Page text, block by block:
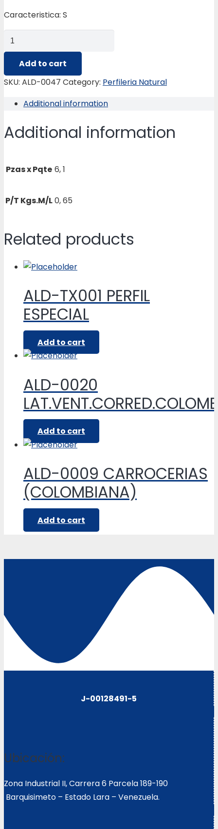
Caracteristica: S
ALD-
0047
CENTRAL
VENT.CELOSIA
quantity
Add to cart
SKU: ALD-0047 Category: Perfileria Natural
Additional information
Additional information
Pzas x Pqte 6, 1
P/T Kgs.M/L0, 65
Related products
ALD-TX001 PERFIL
ESPECIAL
Add to cart
ALD-0020
Add to cart
ALD-0009 CARROCERIAS
(COLOMBIANA)
Add to cart
J-00128491-5
Ubicación:
Zona Industrial II, Carrera 6 Parcela 189-190
Barquisimeto – Estado Lara – Venezuela.